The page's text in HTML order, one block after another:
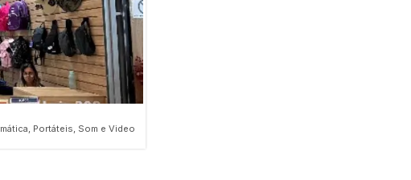
Portáteis, Som e Video